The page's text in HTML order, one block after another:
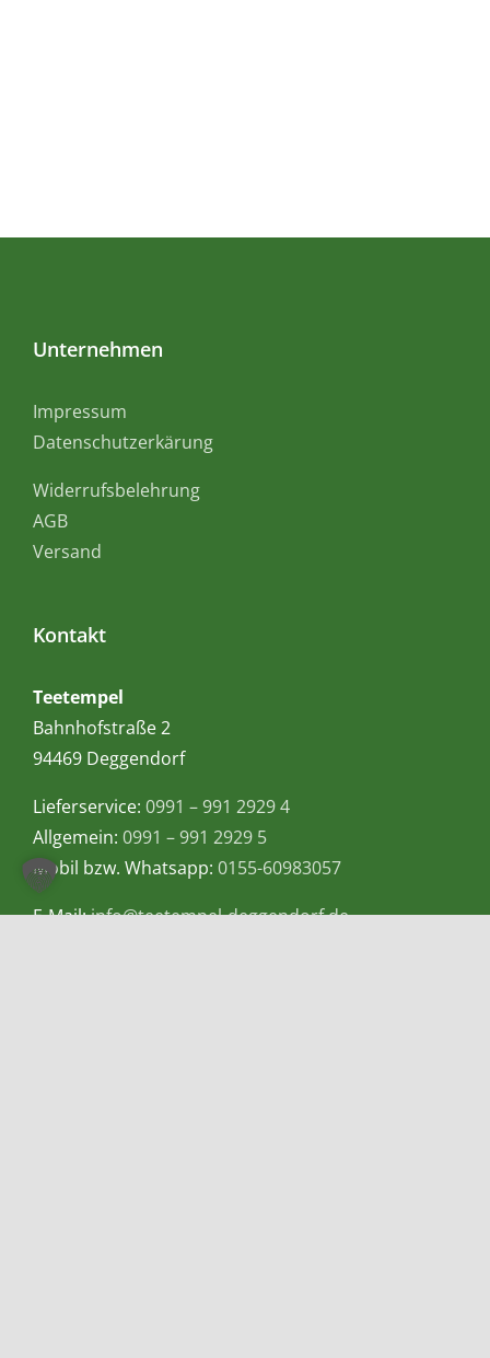
Unternehmen
Impressum
Datenschutzerkärung
Widerrufsbelehrung
AGB
Versand
Kontakt
Teetempel
Bahnhofstraße 2
94469 Deggendorf
Lieferservice: 0991 – 991 2929 4
Allgemein: 0991 – 991 2929 5
Mobil bzw. Whatsapp: 0155-60983057
E-Mail:info@teetempel-deggendorf.de